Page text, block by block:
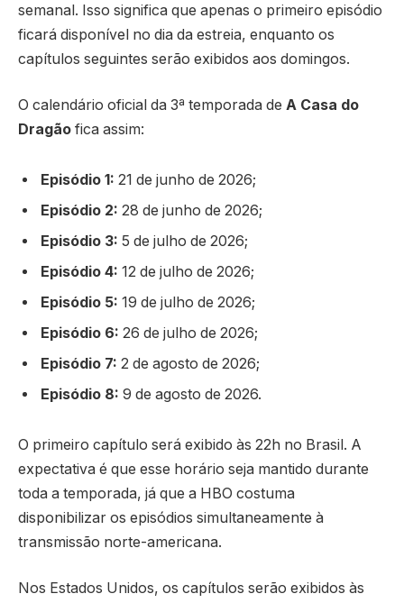
semanal. Isso significa que apenas o primeiro episódio
ficará disponível no dia da estreia, enquanto os
capítulos seguintes serão exibidos aos domingos.
O calendário oficial da 3ª temporada de A Casa do
Dragão fica assim:
Episódio 1: 21 de junho de 2026;
Episódio 2: 28 de junho de 2026;
Episódio 3: 5 de julho de 2026;
Episódio 4: 12 de julho de 2026;
Episódio 5: 19 de julho de 2026;
Episódio 6: 26 de julho de 2026;
Episódio 7: 2 de agosto de 2026;
Episódio 8: 9 de agosto de 2026.
O primeiro capítulo será exibido às 22h no Brasil. A
expectativa é que esse horário seja mantido durante
toda a temporada, já que a HBO costuma
disponibilizar os episódios simultaneamente à
transmissão norte-americana.
Nos Estados Unidos, os capítulos serão exibidos às